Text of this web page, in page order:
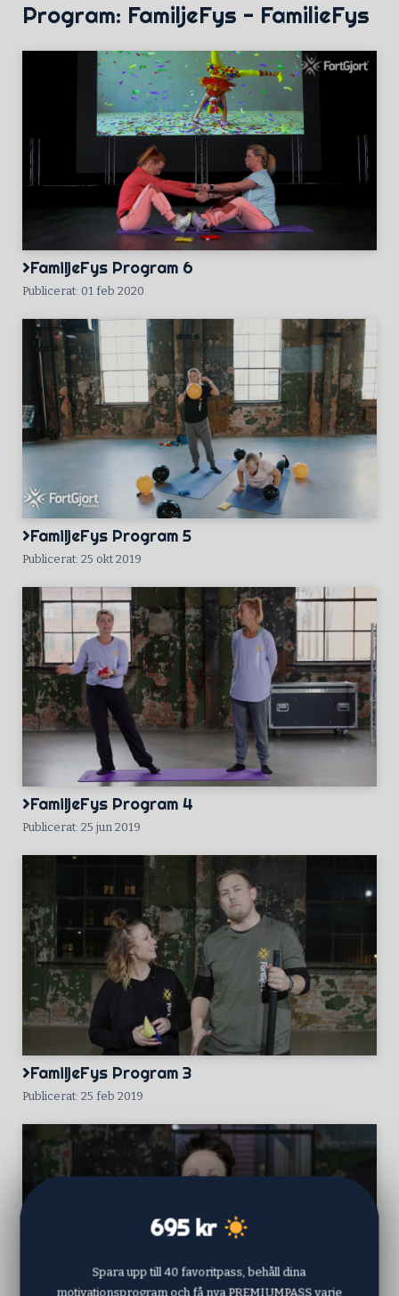
Program: FamiljeFys - FamilieFys
FamiljeFys Program 6
Publicerat: 01 feb 2020
FamiljeFys Program 5
Publicerat: 25 okt 2019
FamiljeFys Program 4
Publicerat: 25 jun 2019
FamiljeFys Program 3
Publicerat: 25 feb 2019
695 kr
Spara upp till 40 favoritpass, behåll dina
motivationsprogram och få nya PREMIUMPASS varje